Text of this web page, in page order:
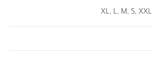
XL, L, M, S, XXL